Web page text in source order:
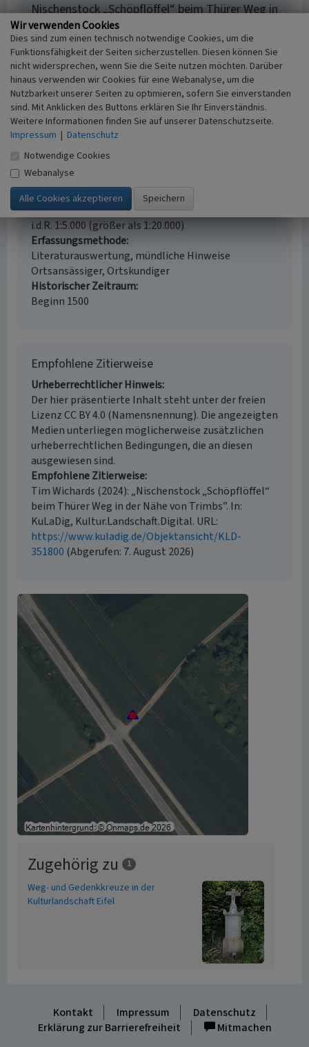
Nischenstock „Schöpflöffel“ beim Thürer Weg in
der Nähe von Trimbs
Schlagwörter
Wegkreuz Bildstock (Bauwerk)
Straße / Hausnummer
Thürer Weg
Ort
56753 Trimbs / Rheinland-Pfalz
Gesetzlich geschütztes Kulturdenkmal
Geschütztes Kulturdenkmal gem. § 8 DSchG
Rheinland-Pfalz
Fachsicht(en)
Kulturlandschaftspflege
Erfassungsmaßstab
i.d.R. 1:5.000 (größer als 1:20.000)
Erfassungsmethode
Literaturauswertung, mündliche Hinweise
Ortsansässiger, Ortskundiger
Historischer Zeitraum
Beginn 1500
Empfohlene Zitierweise
Urheberrechtlicher Hinweis
Der hier präsentierte Inhalt steht unter der freien
Lizenz CC BY 4.0 (Namensnennung). Die angezeigten
Medien unterliegen möglicherweise zusätzlichen
urheberrechtlichen Bedingungen, die an diesen
ausgewiesen sind.
Empfohlene Zitierweise
Tim Wichards (2024): „Nischenstock „Schöpflöffel“
beim Thürer Weg in der Nähe von Trimbs”. In:
KuLaDig, Kultur.Landschaft.Digital. URL:
https://www.kuladig.de/Objektansicht/KLD-
351800 (Abgerufen: 7. August 2026)
Zugehörig zu 1
Weg- und Gedenkkreuze in der
Kulturlandschaft Eifel
Kontakt Impressum
Datenschutz
Erklärung zur Barrierefreiheit
Mitmachen
Wir verwenden Cookies
Dies sind zum einen technisch notwendige Cookies, um die
Funktionsfähigkeit der Seiten sicherzustellen. Diesen können Sie
nicht widersprechen, wenn Sie die Seite nutzen möchten. Darüber
hinaus verwenden wir Cookies für eine Webanalyse, um die
Nutzbarkeit unserer Seiten zu optimieren, sofern Sie einverstanden
sind. Mit Anklicken des Buttons erklären Sie Ihr Einverständnis.
Weitere Informationen finden Sie auf unserer Datenschutzseite.
Impressum | Datenschutz
Notwendige Cookies
Webanalyse